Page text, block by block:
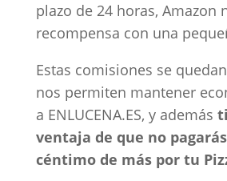
plazo de 24 horas, Amazon
recompensa con una
Estas comisiones se
nos permiten mantener
a ENLUCENA.ES, y además
ventaja de que no
céntimo de más por tu